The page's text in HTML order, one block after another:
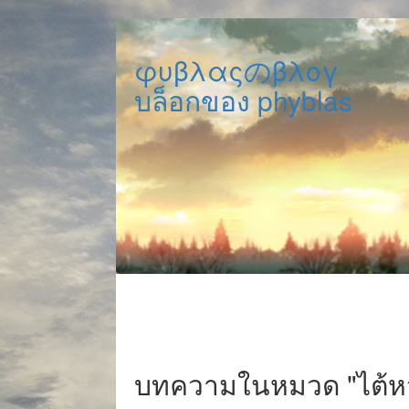
φυβλαςのβλογ
บล็อกของ phyblas
บทความในหมวด "ไต้